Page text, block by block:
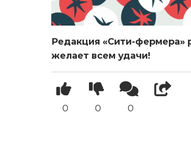
Редакция «Сити-фермера»
желает всем удачи!
0 0 0